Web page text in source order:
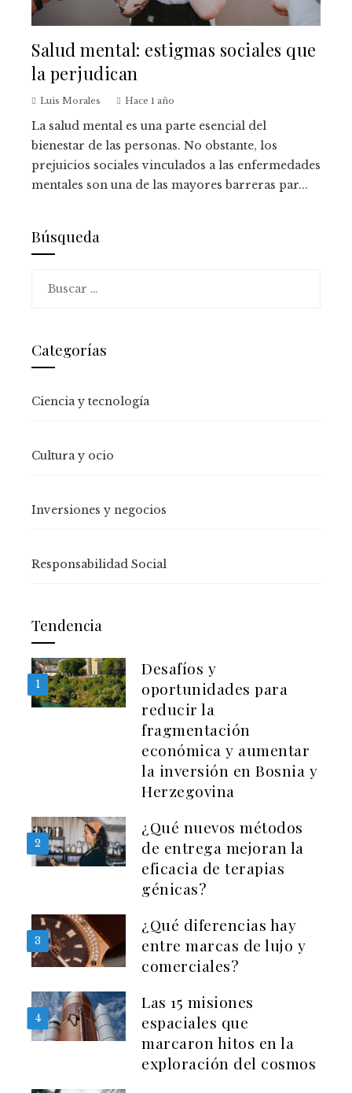
Salud mental: estigmas sociales que
la perjudican
Luis Morales Hace 1 año
La salud mental es una parte esencial del
bienestar de las personas. No obstante, los
prejuicios sociales vinculados a las enfermedades
mentales son una de las mayores barreras par...
Búsqueda
Categorías
Ciencia y tecnología
Cultura y ocio
Inversiones y negocios
Responsabilidad Social
Tendencia
1
Desafíos y
oportunidades para
reducir la
fragmentación
económica y aumentar
la inversión en Bosnia y
Herzegovina
2
¿Qué nuevos métodos
de entrega mejoran la
eficacia de terapias
génicas?
3
¿Qué diferencias hay
entre marcas de lujo y
comerciales?
4
Las 15 misiones
espaciales que
marcaron hitos en la
exploración del cosmos